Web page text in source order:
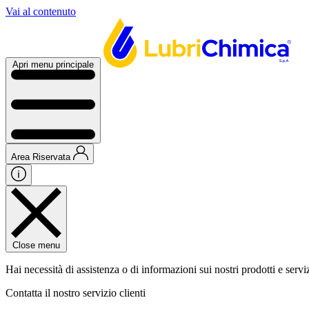
Vai al contenuto
Apri menu principale
Area Riservata
Close menu
Hai necessità di assistenza o di informazioni sui nostri prodotti e
Contatta il nostro servizio clienti